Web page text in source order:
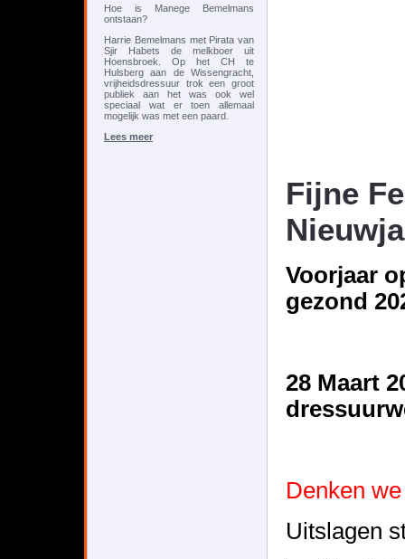
Hoe is Manege Bemelmans
ontstaan?
Harrie Bemelmans met Pirata van
Sjir Habets de melkboer uit
Hoensbroek. Op het CH te
Hulsberg aan de Wissengracht,
vrijheidsdressuur trok een groot
publiek aan het was ook wel
speciaal wat er toen allemaal
mogelijk was met een paard.
Lees meer
Fijne
Voorjaar
gezond
28 Maart
Denken
Uitslagen